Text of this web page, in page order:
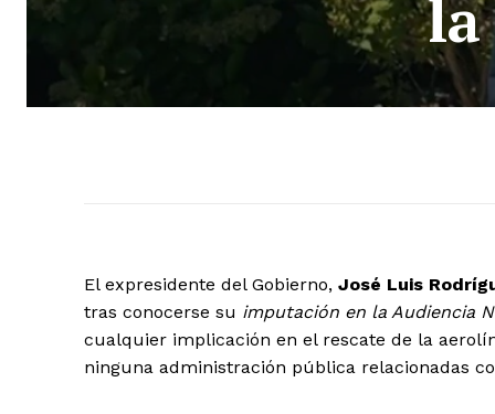
la
El expresidente del Gobierno, José Luis
tras conocerse su imputación en la Audiencia
cualquier implicación en el rescate de la
ninguna administración pública relacionadas